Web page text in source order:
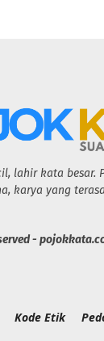
lahir kata besar.
karya yang
-
Kode Etik